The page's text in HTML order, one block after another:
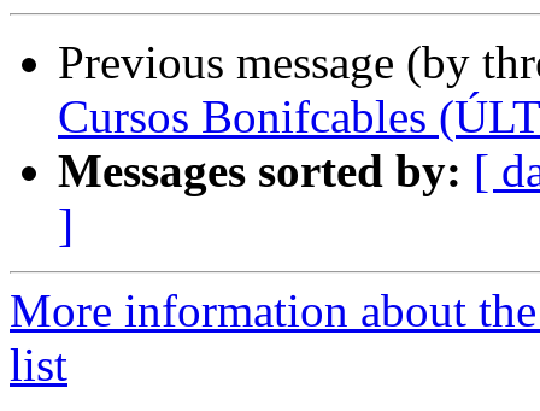
Previous message (by
Cursos Bonifcables
Messages sorted by: [
]
More information about
list